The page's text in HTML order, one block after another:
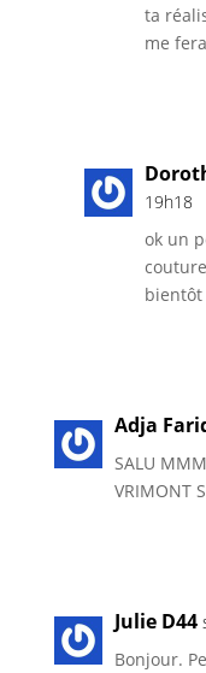
ta
me
19h18
ok un
bientôt
Adja
SALU
VRIMONT
Julie D44
Bonjour.